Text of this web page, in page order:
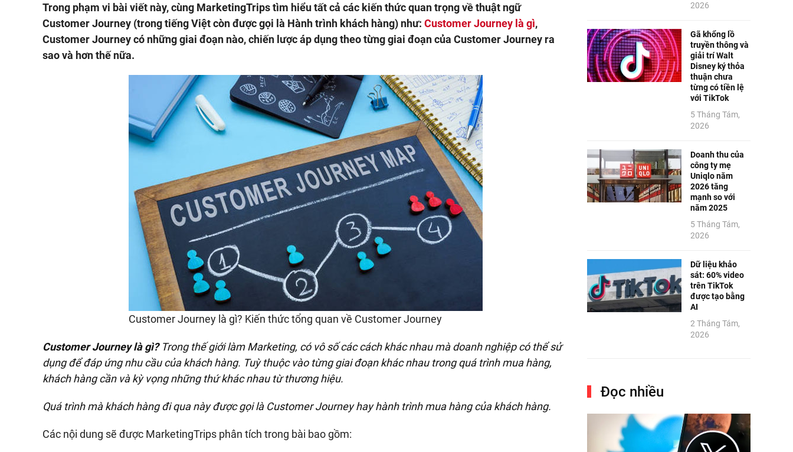
gì?
Kiến
thức
Customer
Journey
Trong phạm vi bài viết này, cùng MarketingTrips tìm hiểu tất cả các kiến thức quan trọng về thuật ngữ
Customer Journey (trong tiếng Việt còn được gọi là Hành trình khách hàng) như: Customer Journey là gì,
Customer Journey có những giai đoạn nào, chiến lược áp dụng theo từng giai đoạn của Customer Journey ra
sao và hơn thế nữa.
Customer Journey là gì? Kiến thức tổng quan về Customer Journey
Customer Journey là gì? Trong thế giới làm Marketing, có vô số các cách khác nhau mà doanh nghiệp có thể sử
dụng để đáp ứng nhu cầu của khách hàng. Tuỳ thuộc vào từng giai đoạn khác nhau trong quá trình mua hàng,
khách hàng cần và kỳ vọng những thứ khác nhau từ thương hiệu.
Quá trình mà khách hàng đi qua này được gọi là Customer Journey hay hành trình mua hàng của khách hàng.
Các nội dung sẽ được MarketingTrips phân tích trong bài bao gồm:
2026
Gã khổng lồ
truyền thông và
giải trí Walt
Disney ký thỏa
thuận chưa
từng có tiền lệ
với TikTok
5 Tháng Tám,
2026
Doanh thu của
công ty mẹ
Uniqlo năm
2026 tăng
mạnh so với
năm 2025
5 Tháng Tám,
2026
Dữ liệu khảo
sát: 60% video
trên TikTok
được tạo bằng
AI
2 Tháng Tám,
2026
Đọc nhiều